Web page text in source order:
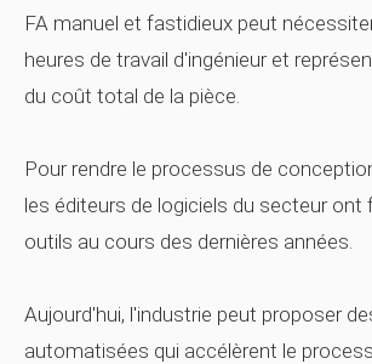
FA manuel et fastidieux peut
heures de travail d'ingénieur et
du coût total de la pièce.
Pour rendre le processus de
les éditeurs de logiciels du secteur ont
outils au cours des dernières années.
Aujourd'hui, l'industrie peut proposer
automatisées qui accélèrent le